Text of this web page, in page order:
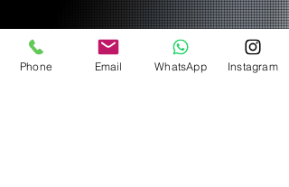
Phone Email WhatsApp Instagram